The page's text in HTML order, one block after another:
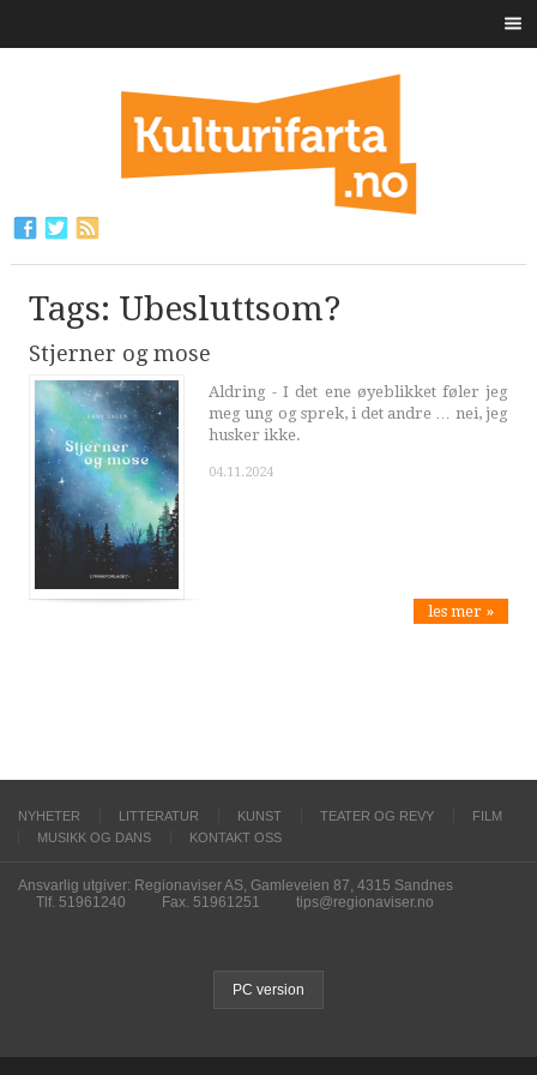
Tags: Ubesluttsom?
Stjerner og mose
Aldring - I det ene øyeblikket føler jeg
meg ung og sprek, i det andre … nei, jeg
husker ikke.
04.11.2024
les mer »
NYHETER LITTERATUR KUNST TEATER OG REVY
FILM
MUSIKK OG DANS
KONTAKT OSS
Ansvarlig utgiver: Regionaviser AS, Gamleveien 87, 4315 Sandnes
Tlf. 51961240
Fax. 51961251 tips@regionaviser.no
PC version